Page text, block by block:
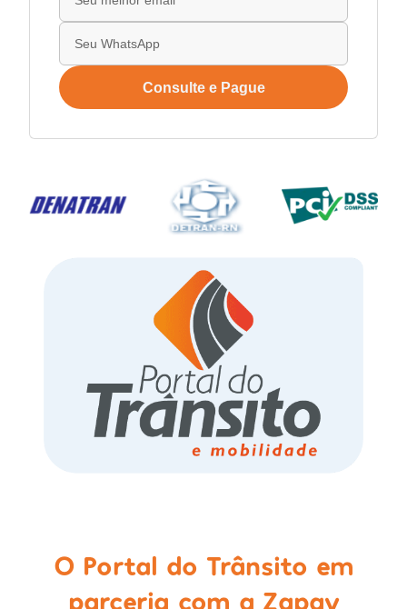
Consulte e Pague
O Portal do Trânsito em
parceria com a Zapay